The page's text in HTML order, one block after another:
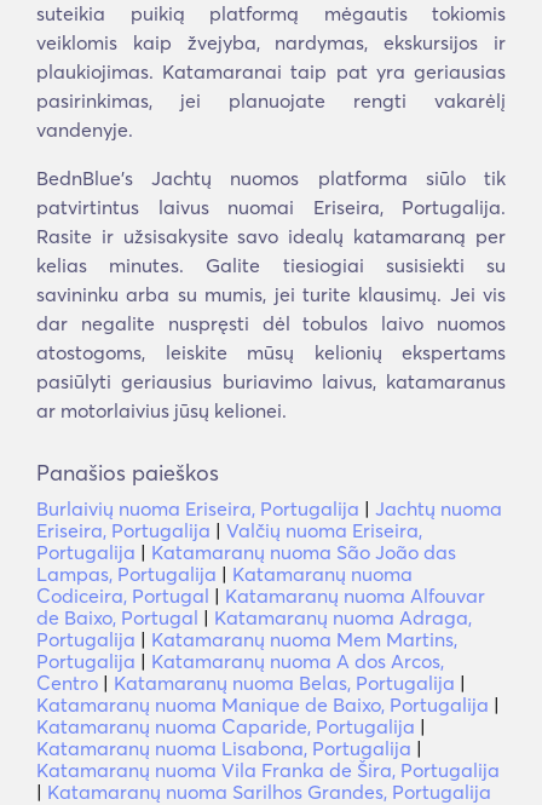
suteikia puikią platformą mėgautis tokiomis
veiklomis kaip žvejyba, nardymas, ekskursijos ir
plaukiojimas. Katamaranai taip pat yra geriausias
pasirinkimas, jei planuojate rengti vakarėlį
vandenyje.
BednBlue's Jachtų nuomos platforma siūlo tik
patvirtintus laivus nuomai Eriseira, Portugalija.
Rasite ir užsisakysite savo idealų katamaraną per
kelias minutes. Galite tiesiogiai susisiekti su
savininku arba su mumis, jei turite klausimų. Jei vis
dar negalite nuspręsti dėl tobulos laivo nuomos
atostogoms, leiskite mūsų kelionių ekspertams
pasiūlyti geriausius buriavimo laivus, katamaranus
ar motorlaivius jūsų kelionei.
Panašios paieškos
Burlaivių nuoma Eriseira, Portugalija | Jachtų nuoma
Eriseira, Portugalija | Valčių nuoma Eriseira,
Portugalija | Katamaranų nuoma São João das
Lampas, Portugalija | Katamaranų nuoma
Codiceira, Portugal | Katamaranų nuoma Alfouvar
de Baixo, Portugal | Katamaranų nuoma Adraga,
Portugalija | Katamaranų nuoma Mem Martins,
Portugalija | Katamaranų nuoma A dos Arcos,
Centro | Katamaranų nuoma Belas, Portugalija |
Katamaranų nuoma Manique de Baixo, Portugalija |
Katamaranų nuoma Caparide, Portugalija |
Katamaranų nuoma Lisabona, Portugalija |
Katamaranų nuoma Vila Franka de Šira, Portugalija
| Katamaranų nuoma Sarilhos Grandes, Portugalija